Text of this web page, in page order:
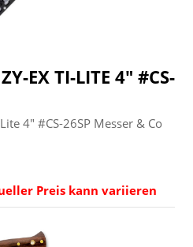
EX TI-LITE 4" #CS-
4" #CS-26SP Messer & Co
Preis kann variieren